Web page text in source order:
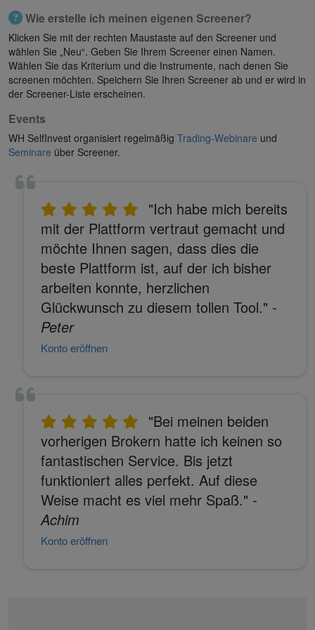
Wie erstelle ich meinen eigenen Screener?
Klicken Sie mit der rechten Maustaste auf den Screener und
wählen Sie „Neu“. Geben Sie Ihrem Screener einen Namen.
Wählen Sie das Kriterium und die Instrumente, nach denen Sie
screenen möchten. Speichern Sie Ihren Screener ab und er wird in
der Screener-Liste erscheinen.
Events
WH SelfInvest organisiert regelmäßig Trading-Webinare und
Seminare über Screener.
"Ich habe mich bereits
mit der Plattform vertraut gemacht und
möchte Ihnen sagen, dass dies die
beste Plattform ist, auf der ich bisher
arbeiten konnte, herzlichen
Glückwunsch zu diesem tollen Tool." -
Peter
Konto eröffnen
"Bei meinen beiden
vorherigen Brokern hatte ich keinen so
fantastischen Service. Bis jetzt
funktioniert alles perfekt. Auf diese
Weise macht es viel mehr Spaß." -
Achim
Konto eröffnen